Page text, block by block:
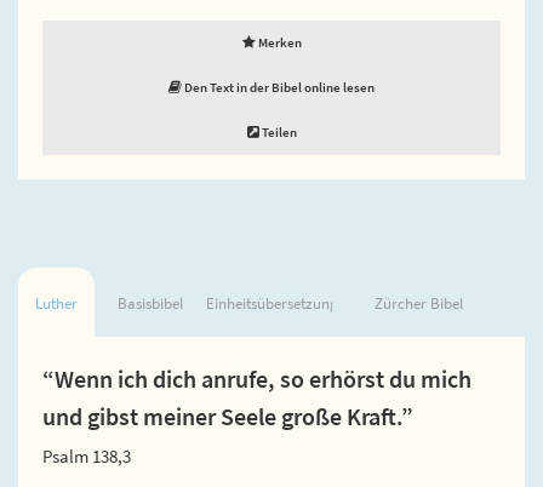
Merken
Den Text in der Bibel online lesen
Teilen
Luther Basisbibel Einheitsübersetzung Zürcher Bibel
“Wenn ich dich anrufe, so erhörst du mich
und gibst meiner Seele große Kraft.”
Psalm 138,3